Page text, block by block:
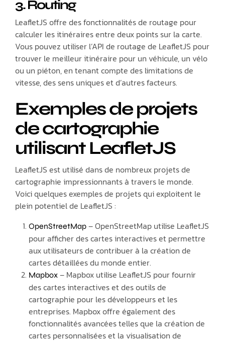
3. Routing
LeafletJS offre des fonctionnalités de routage pour
calculer les itinéraires entre deux points sur la carte.
Vous pouvez utiliser l’API de routage de LeafletJS pour
trouver le meilleur itinéraire pour un véhicule, un vélo
ou un piéton, en tenant compte des limitations de
vitesse, des sens uniques et d’autres facteurs.
Exemples de projets
de cartographie
utilisant LeafletJS
LeafletJS est utilisé dans de nombreux projets de
cartographie impressionnants à travers le monde.
Voici quelques exemples de projets qui exploitent le
plein potentiel de LeafletJS :
OpenStreetMap – OpenStreetMap utilise LeafletJS
pour afficher des cartes interactives et permettre
aux utilisateurs de contribuer à la création de
cartes détaillées du monde entier.
Mapbox – Mapbox utilise LeafletJS pour fournir
des cartes interactives et des outils de
cartographie pour les développeurs et les
entreprises. Mapbox offre également des
fonctionnalités avancées telles que la création de
cartes personnalisées et la visualisation de